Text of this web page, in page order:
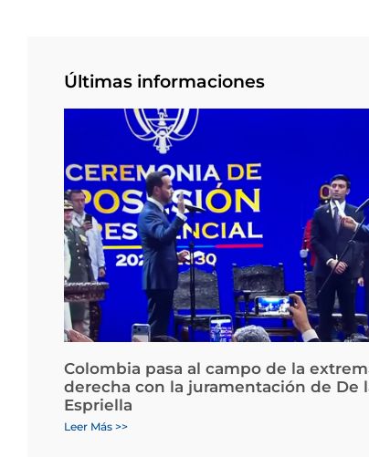
Últimas informaciones
Colombia pasa al campo de la
derecha con la juramentación de De
Espriella
Leer Más >>